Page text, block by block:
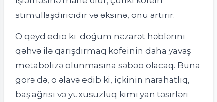
stimullaşdırıcıdır və əksinə, onu artırır.
O qeyd edib ki, doğum nəzarət həblərini
qəhvə ilə qarışdırmaq kofeinin daha yavaş
metabolizə olunmasına səbəb olacaq. Buna
görə də, o əlavə edib ki, içkinin narahatlıq,
baş ağrısı və yuxusuzluq kimi yan təsirləri